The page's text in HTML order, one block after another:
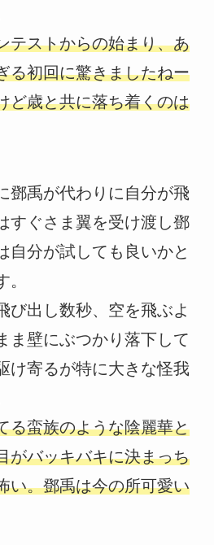
テストからの始まり、あ
る初回に驚きましたねー
ど歳と共に落ち着くのは
鄧禹が代わりに自分が飛
すぐさま翼を受け渡し鄧
自分が試しても良いかと
び出し数秒、空を飛ぶよ
ま壁にぶつかり落下して
け寄るが特に大きな怪我
る蛮族のような陰麗華と
がバッキバキに決まっち
い。鄧禹は今の所可愛い